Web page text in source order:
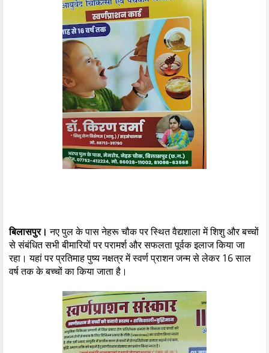
बिलासपुर।नए पुल के पास नेहरू चौक पर स्थित वैद्यशाला में शिशु और बच्चों
से संबंधित सभी बीमारियों पर परामर्श और सफलता पूर्वक इलाज किया जा
रहा। यहां पर प्रतिमाह पुष्य नक्षत्र में स्वर्ण प्राशन जन्म से लेकर 16 साल
वर्ष तक के बच्चों का किया जाता है।